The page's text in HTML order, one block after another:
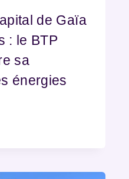
de Gaïa
: le BTP
sa
énergies